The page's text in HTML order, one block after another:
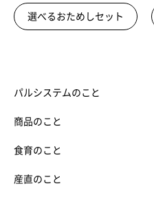
選べるおためしセット
パルシステムのこと
商品のこと
食育のこと
産直のこと